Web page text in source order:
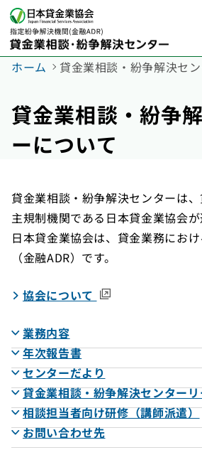
ホーム 貸金業相談・紛争解決セ
貸金業相談・紛争
ーについて
貸金業相談・紛争解決センターは
主規制機関である日本貸金業協会が
日本貸金業協会は、貸金業務にお
（金融ADR）です。
協会について （外部サイト）
業務内容
年次報告書
センターだより
貸金業相談・紛争解決センター
相談担当者向け研修（講師派遣）
お問い合わせ先